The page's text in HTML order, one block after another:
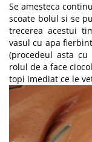
Se amesteca
scoate bolul si se
trecerea acestui
vasul cu apa
(procedeul asta
rolul de a face
topi imediat ce le